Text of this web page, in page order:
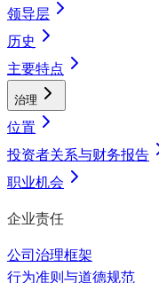
领导层
历史
主要特点
治理
位置
投资者关系与财务报告
职业机会
企业责任
公司治理框架
行为准则与道德规范